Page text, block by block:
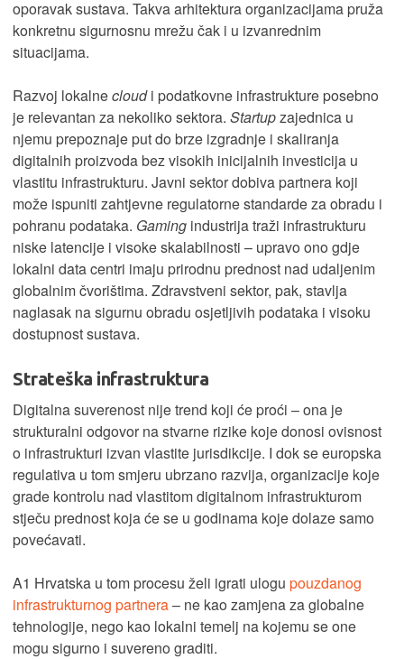
oporavak sustava. Takva arhitektura organizacijama pruža
konkretnu sigurnosnu mrežu čak i u izvanrednim
situacijama.
Razvoj lokalnecloudi podatkovne infrastrukture posebno
je relevantan za nekoliko sektora. Startupzajednica u
njemu prepoznaje put do brze izgradnje i skaliranja
digitalnih proizvoda bez visokih inicijalnih investicija u
vlastitu infrastrukturu. Javni sektor dobiva partnera koji
može ispuniti zahtjevne regulatorne standarde za obradu i
pohranu podataka. Gaming industrija traži infrastrukturu
niske latencije i visoke skalabilnosti – upravo ono gdje
lokalni data centri imaju prirodnu prednost nad udaljenim
globalnim čvorištima. Zdravstveni sektor, pak, stavlja
naglasak na sigurnu obradu osjetljivih podataka i visoku
dostupnost sustava.
Strateška infrastruktura
Digitalna suverenost nije trend koji će proći – ona je
strukturalni odgovor na stvarne rizike koje donosi ovisnost
o infrastrukturi izvan vlastite jurisdikcije. I dok se europska
regulativa u tom smjeru ubrzano razvija, organizacije koje
grade kontrolu nad vlastitom digitalnom infrastrukturom
stječu prednost koja će se u godinama koje dolaze samo
povećavati.
A1 Hrvatska u tom procesu želi igrati ulogu pouzdanog
infrastrukturnog partnera– ne kao zamjena za globalne
tehnologije, nego kao lokalni temelj na kojemu se one
mogu sigurno i suvereno graditi.